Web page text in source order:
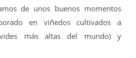
de unos buenos momentos
en viñedos cultivados a
más altas del mundo) y